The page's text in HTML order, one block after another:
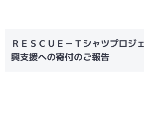
ＲＥＳＣＵＥ－Ｔシャツプロジ
興支援への寄付のご報告